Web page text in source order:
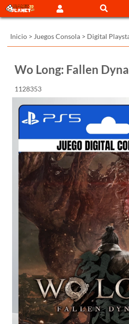
Inicio > Juegos Consola > Digital
Wo Long: Fallen
1128353